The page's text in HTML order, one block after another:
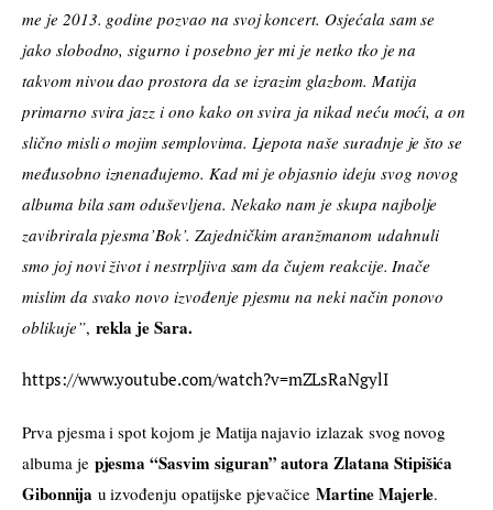
me je 2013. godine pozvao na svoj koncert. Osjećala sam se
jako slobodno, sigurno i posebno jer mi je netko tko je na
takvom nivou dao prostora da se izrazim glazbom. Matija
primarno svira jazz i ono kako on svira ja nikad neću moći, a on
slično misli o mojim semplovima. Ljepota naše suradnje je što se
međusobno iznenađujemo. Kad mi je objasnio ideju svog novog
albuma bila sam oduševljena. Nekako nam je skupa najbolje
zavibrirala pjesma’Bok’. Zajedničkim aranžmanom udahnuli
smo joj novi život i nestrpljiva sam da čujem reakcije. Inače
mislim da svako novo izvođenje pjesmu na neki način ponovo
oblikuje”, rekla je Sara.
https://www.youtube.com/watch?v=mZLsRaNgylI
Prva pjesma i spot kojom je Matija najavio izlazak svog novog
albuma je pjesma “Sasvim siguran” autora Zlatana Stipišića
Gibonnija u izvođenju opatijske pjevačice Martine Majerle.